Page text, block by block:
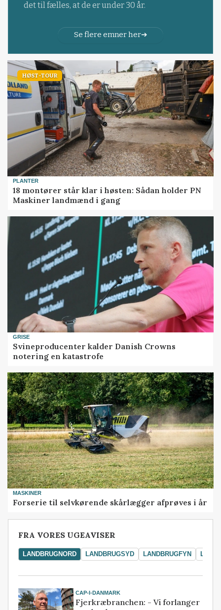
det til fælles, at de er under 30 år.
Se flere emner her
HØST-TOUR
PLANTER
18 montører står klar i høsten: Sådan holder PN
Maskiner landmænd i gang
GRISE
Svineproducenter kalder Danish Crowns
notering en katastrofe
MASKINER
Forserie til selvkørende skårlægger afprøves i år
FRA VORES UGEAVISER
LANDBRUGNORD LANDBRUGSYD LANDBRUGFYN
CAP-I-DANMARK
Fjerkræbranchen: - Vi forlanger